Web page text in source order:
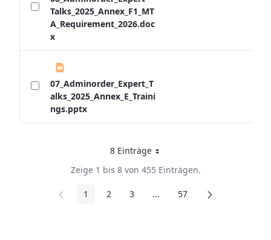
Talks_2025_Annex_F1_MT
A_Requirement_2026.doc
x
07_Adminorder_Expert_T
alks_2025_Annex_E_Traini
ngs.pptx
8 Einträge
Pro Seite
Zeige 1 bis 8 von 455 Einträgen.
Seite
1 Seite
2 Seite
3 ...Zwischenseiten
Seite
57